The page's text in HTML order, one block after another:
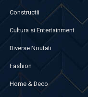
Constructii
Cultura si Entertainment
Diverse Noutati
Fashion
Home & Deco